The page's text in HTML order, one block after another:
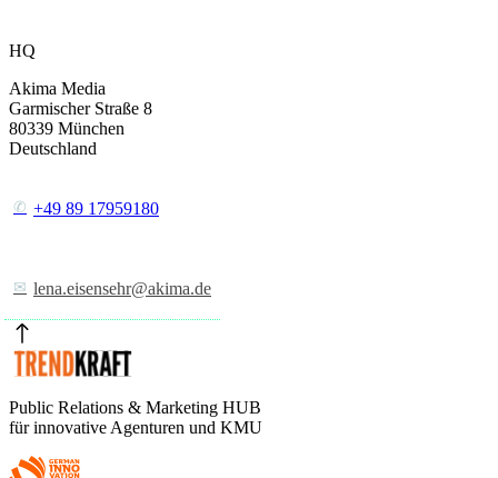
HQ
Akima Media
Garmischer Straße 8
80339 München
Deutschland
+49 89 17959180
lena.eisensehr@akima.de
Public Relations & Marketing HUB
für innovative Agenturen und KMU